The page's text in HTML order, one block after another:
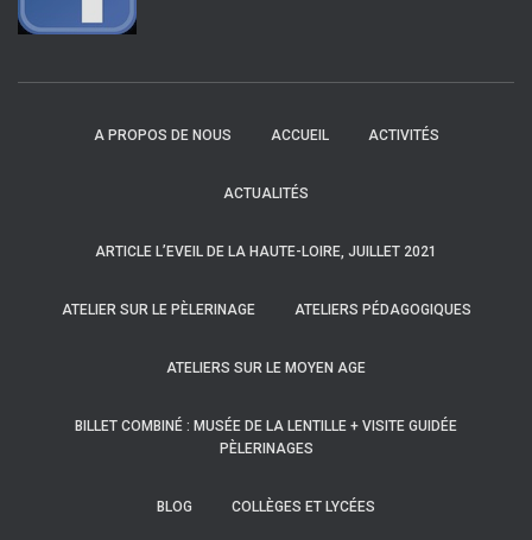
A PROPOS DE NOUS ACCUEIL ACTIVITÉS
ACTUALITÉS
ARTICLE L’EVEIL DE LA HAUTE-LOIRE, JUILLET 2021
ATELIER SUR LE PÈLERINAGE ATELIERS PÉDAGOGIQUES
ATELIERS SUR LE MOYEN AGE
BILLET COMBINÉ : MUSÉE DE LA LENTILLE + VISITE GUIDÉE
PÈLERINAGES
BLOG COLLÈGES ET LYCÉES